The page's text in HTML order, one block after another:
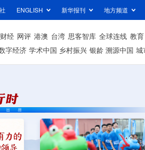
ENGLISH 新华报刊 地方频道
财经 网评 港澳 台湾 思客智库 全球连线 教育
字经济 学术中国 乡村振兴 银龄 溯源中国 城